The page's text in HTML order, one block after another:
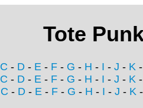
Tote
C - D - E - F - G - H - I - J - K
C - D - E - F - G - H - I - J - K
C - D- E- F- G - H - I - J - K